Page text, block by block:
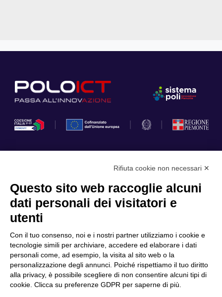
Cookie Policy
Scopri il Polo
Partner
Finanziamenti e bandi
Internazionalizzazione
News & Eventi
Privacy
Rifiuta cookie non necessari ✕
Questo sito web raccoglie alcuni
dati personali dei visitatori e
utenti
Con il tuo consenso, noi e i nostri partner utilizziamo i cookie e
tecnologie simili per archiviare, accedere ed elaborare i dati
personali come, ad esempio, la visita al sito web o la
personalizzazione degli annunci. Poiché rispettiamo il tuo diritto
alla privacy, è possibile scegliere di non consentire alcuni tipi di
cookie. Clicca su preferenze GDPR per saperne di più.